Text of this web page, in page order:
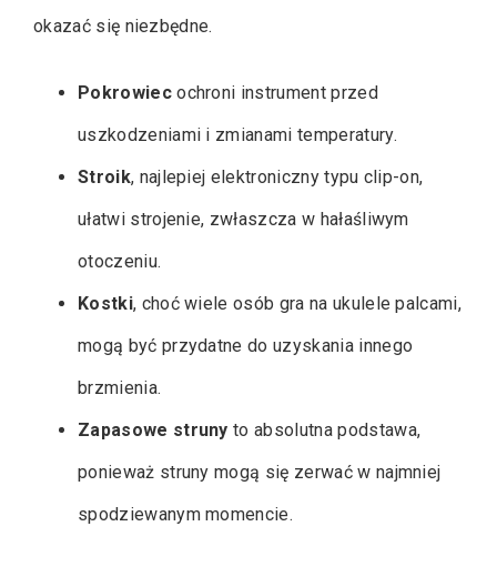
okazać się niezbędne.
Pokrowiecochroni instrument przed
uszkodzeniami i zmianami temperatury.
Stroik, najlepiej elektroniczny typu clip-on,
ułatwi strojenie, zwłaszcza w hałaśliwym
otoczeniu.
Kostki, choć wiele osób gra na ukulele palcami,
mogą być przydatne do uzyskania innego
brzmienia.
Zapasowe struny to absolutna podstawa,
ponieważ struny mogą się zerwać w najmniej
spodziewanym momencie.